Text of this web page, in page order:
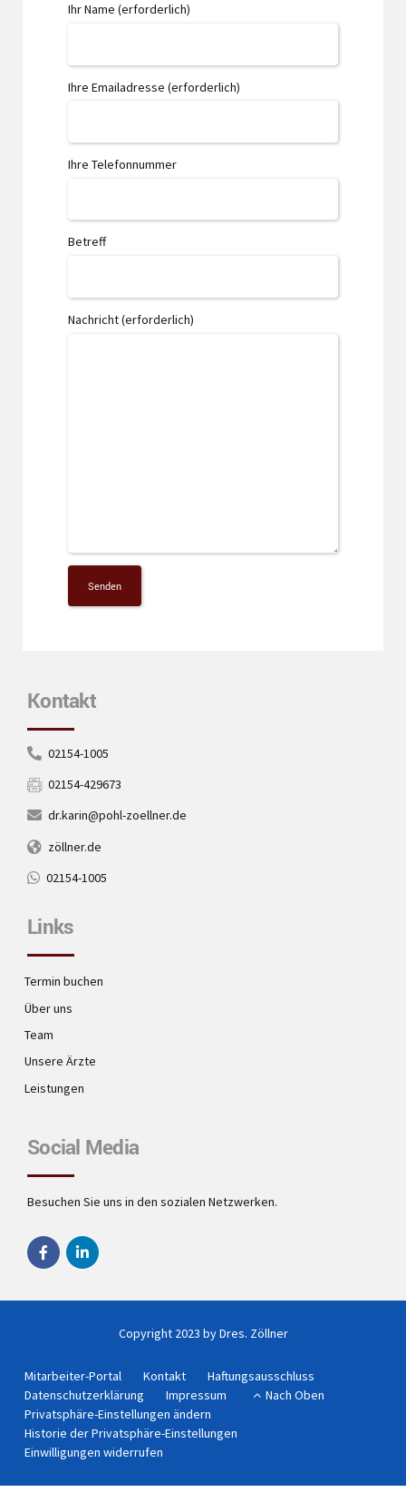
Ihr Name (erforderlich)
Ihre Emailadresse (erforderlich)
Ihre Telefonnummer
Betreff
Nachricht (erforderlich)
Kontakt
02154-1005
02154-429673
dr.karin@pohl-zoellner.de
zöllner.de
02154-1005
Links
Termin buchen
Über uns
Team
Unsere Ärzte
Leistungen
Social Media
Besuchen Sie uns in den sozialen Netzwerken.
Copyright 2023 by Dres. Zöllner
Mitarbeiter-Portal Kontakt
Haftungsausschluss
Datenschutzerklärung
Impressum
Nach Oben
Privatsphäre-Einstellungen ändern
Historie der Privatsphäre-Einstellungen
Einwilligungen widerrufen